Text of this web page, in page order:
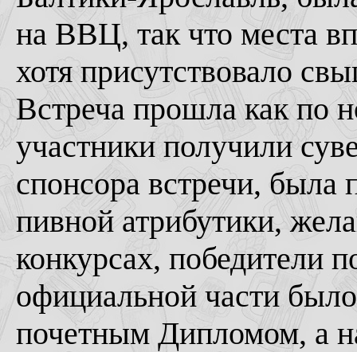
на ВВЦ, так что места
хотя присутствовало
Встреча прошла как по
участники получили
спонсора встречи, была
пивной атрибутики,
конкурсах, победители
официальной части
почетным Дипломом, а